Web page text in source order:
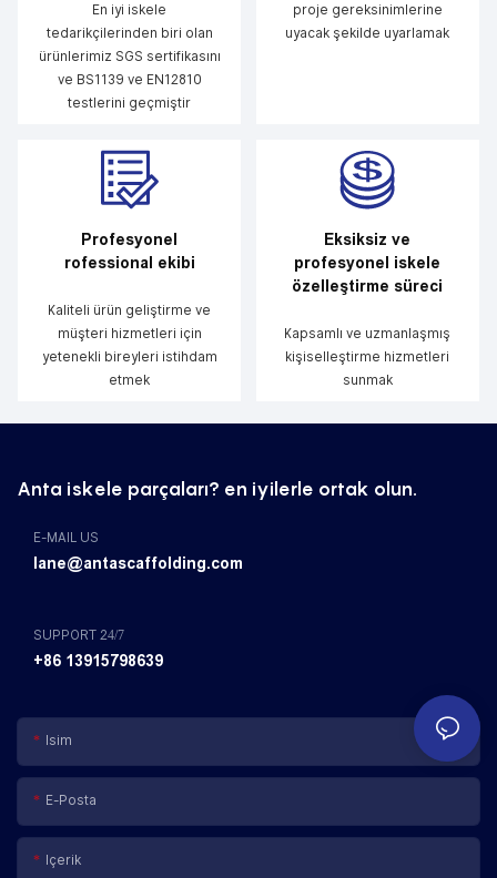
En iyi iskele
tedarikçilerinden biri olan
ürünlerimiz SGS sertifikasını
ve BS1139 ve EN12810
testlerini geçmiştir
proje gereksinimlerine
uyacak şekilde uyarlamak
Profesyonel
rofessional ekibi
Kaliteli ürün geliştirme ve
müşteri hizmetleri için
yetenekli bireyleri istihdam
etmek
Eksiksiz ve
profesyonel iskele
özelleştirme süreci
Kapsamlı ve uzmanlaşmış
kişiselleştirme hizmetleri
sunmak
Anta iskele parçaları? en iyilerle ortak olun.
E-MAIL US
lane@antascaffolding.com
SUPPORT 24/7
+86 13915798639
Isim
E-Posta
Içerik